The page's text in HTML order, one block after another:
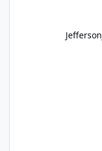
Jefferson